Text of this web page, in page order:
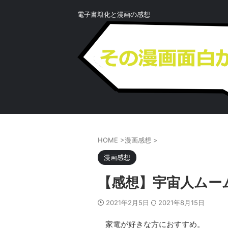
電子書籍化と漫画の感想
HOME >漫画感想 >
漫画感想
【感想】宇宙人ム
2021年2月5日 2021年8月15日
家電が好きな方におすすめ。